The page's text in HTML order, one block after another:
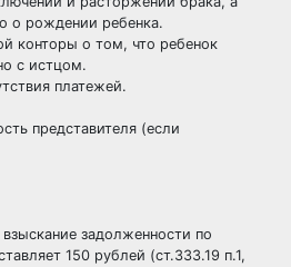
о рождении ребенка.
конторы о том, что ребенок
с истцом.
платежей.
представителя (если
задолженности по
150 рублей (ст.333.19 п.1,